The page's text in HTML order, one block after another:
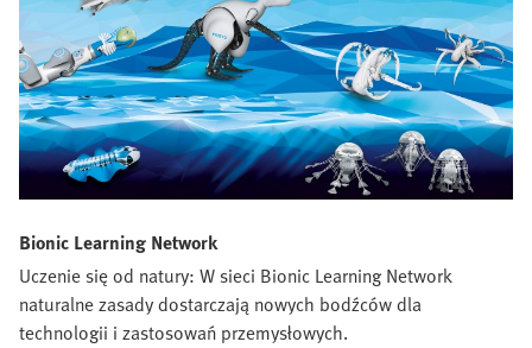
Bionic Learning Network
Uczenie się od natury: W sieci Bionic Learning Network
naturalne zasady dostarczają nowych bodźców dla
technologii i zastosowań przemysłowych.